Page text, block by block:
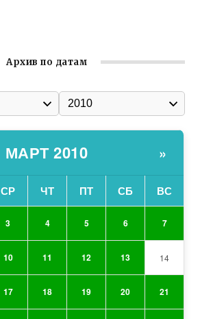
Архив по датам
МАРТ 2010 »
СР ЧТ ПТ СБ ВС
3 4 5 6 7
10 11 12 13 14
17 18 19 20 21